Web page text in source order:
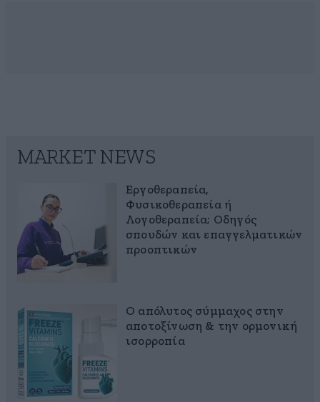
MARKET NEWS
Εργοθεραπεία,
Φυσικοθεραπεία ή
Λογοθεραπεία; Οδηγός
σπουδών και επαγγελματικών
προοπτικών
Ο απόλυτος σύμμαχος στην
αποτοξίνωση & την ορμονική
ισορροπία